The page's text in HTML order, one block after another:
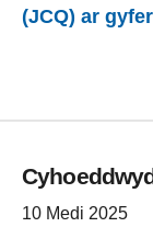
(JCQ) ar
10 Medi 2025